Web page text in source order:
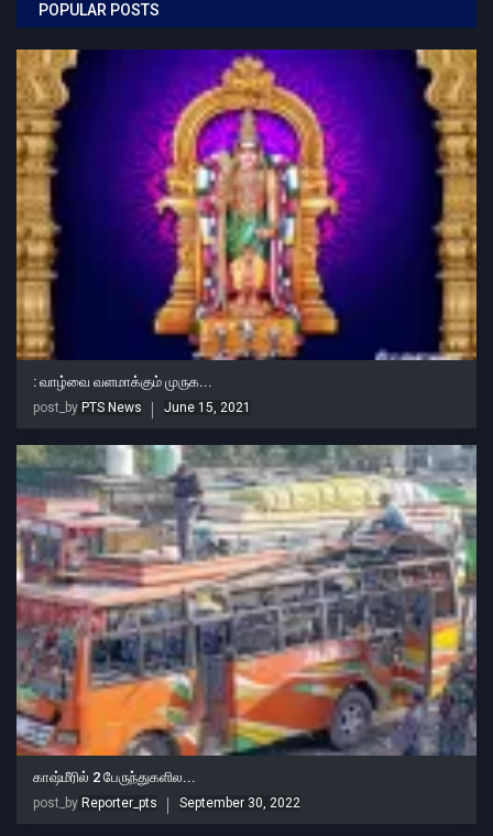
POPULAR POSTS
: வாழ்வை வளமாக்கும் முருக...
post_by PTS News June 15, 2021
காஷ்மீரில் 2 பேருந்துகளில...
post_by Reporter_pts September 30, 2022